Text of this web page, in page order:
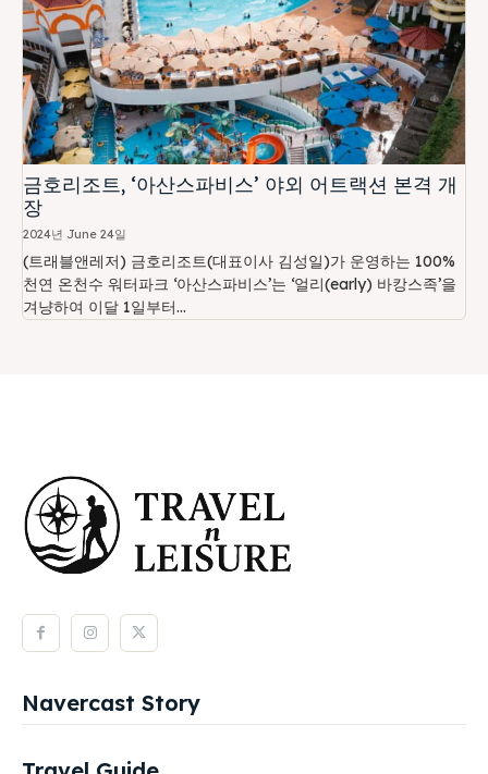
금호리조트, ‘아산스파비스’ 야외 어트랙션 본격 개
장
2024년 June 24일
(트래블앤레저) 금호리조트(대표이사 김성일)가 운영하는 100%
천연 온천수 워터파크 ‘아산스파비스’는 ‘얼리(early) 바캉스족’을
겨냥하여 이달 1일부터...
Navercast Story